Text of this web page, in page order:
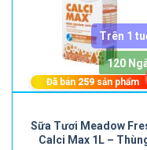
Sữa Tươi Meadow
Calci Max 1L –
Trên 1
120
Đã bán 259 sản phẩm
phẩm
này